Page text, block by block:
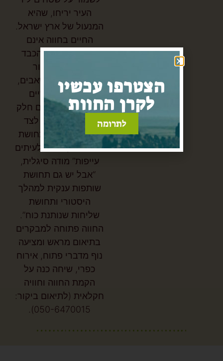
העיר יריחו, שהיא
המנעול של ארץ ישראל.
החיים בחווה אינם
פשוטים. החום הכבד
בקיץ, המחסור
במתנדבים ובמשאבים,
והתנאים הפיזיים
המאתגרים - כולם חלק
מהמציאות. אך לצד
הקשיים קיימת תחושת
זכות עמוקה. “יש לעיתים
עייפות” מודה סיגלית,
“אבל יש גם תחושת
שותפות ענקית למהלך
היסטורי ותחושת
שליחות שנותנת כוח”.
החווה פתוחה למבקרים
בתיאום מראש ומציעה
נוף מדברי פתוח, אירוח
כפרי, שיחה כנה על
הקמת החווה וחוויה
חקלאית (לתיאום ביקור:
050-6470015).
הצטרפו עכשיו
לקרן החוות
לתרומה